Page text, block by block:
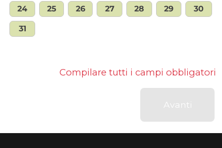
24 25 26 27 28 29 30
31
Compilare tutti i campi obbligatori
Avanti